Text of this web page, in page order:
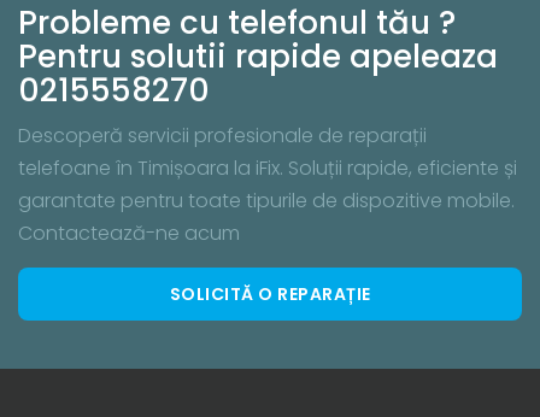
Probleme cu telefonul tău ?
Pentru solutii rapide apeleaza
0215558270
Descoperă servicii profesionale de reparații
telefoane în Timișoara la iFix. Soluții rapide, eficiente și
garantate pentru toate tipurile de dispozitive mobile.
Contactează-ne acum
SOLICITĂ O REPARAȚIE